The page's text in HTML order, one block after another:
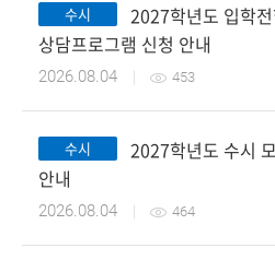
수시
2027학년도 입학전형 비대면 맞
상담프로그램 신청 안내
2026.08.04 453
수시
2027학년도 수시
안내
2026.08.04 464